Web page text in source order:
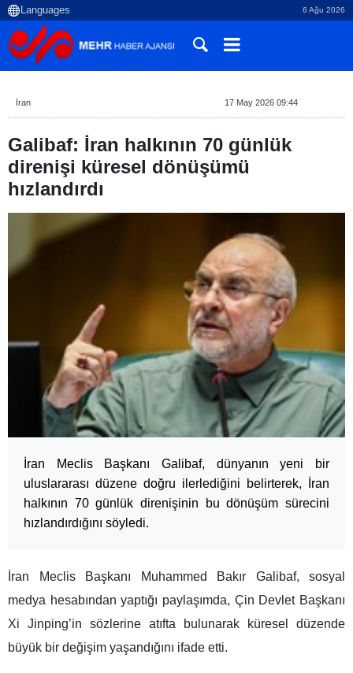
6 Ağu 2026
İran 17 May 2026 09:44
Galibaf: İran halkının 70 günlük
direnişi küresel dönüşümü
hızlandırdı
İran Meclis Başkanı Galibaf, dünyanın yeni bir
uluslararası düzene doğru ilerlediğini belirterek, İran
halkının 70 günlük direnişinin bu dönüşüm sürecini
hızlandırdığını söyledi.
İran Meclis Başkanı Muhammed Bakır Galibaf, sosyal
medya hesabından yaptığı paylaşımda, Çin Devlet Başkanı
Xi Jinping’in sözlerine atıfta bulunarak küresel düzende
büyük bir değişim yaşandığını ifade etti.